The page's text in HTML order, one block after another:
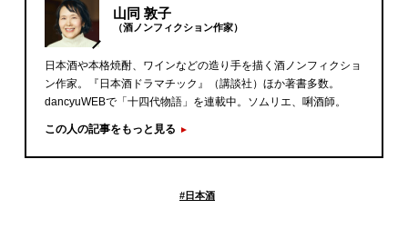
山同 敦子
（酒ノンフィクション作家）
日本酒や本格焼酎、ワインなどの造り手を描く酒ノンフィクショ
ン作家。『日本酒ドラマチック』（講談社）ほか著書多数。
dancyuWEBで「十四代物語」を連載中。ソムリエ、唎酒師。
この人の記事をもっと見る
# 日本酒